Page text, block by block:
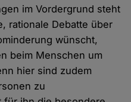
im Vordergrund steht
rationale Debatte über
wünscht,
beim Menschen um
hier sind zudem
zu